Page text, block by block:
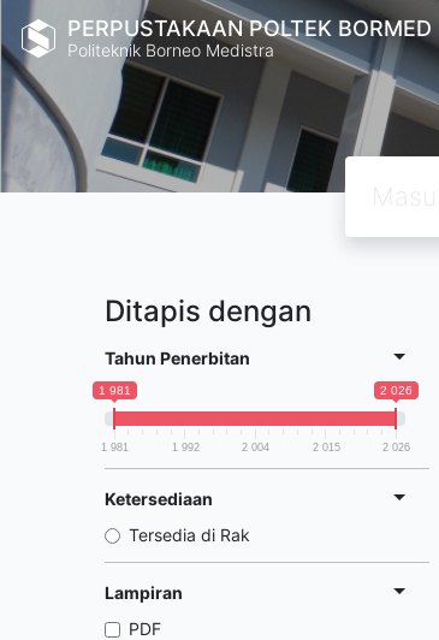
PERPUSTAKAAN POLTEK BORMED
Politeknik Borneo Medistra
Ditapis dengan
Tahun Penerbitan
1 981 2 026
1 981 1 992 2 004 2 015 2 026
Ketersediaan
Tersedia di Rak
Lampiran
PDF